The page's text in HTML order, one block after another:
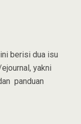
berisi dua isu
yakni
panduan